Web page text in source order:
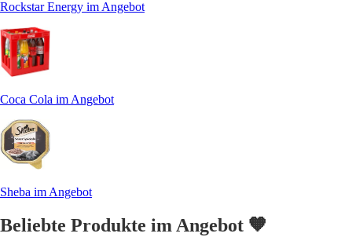
Rockstar Energy im Angebot
Coca Cola im Angebot
Sheba im Angebot
Beliebte Produkte im Angebot 🧡